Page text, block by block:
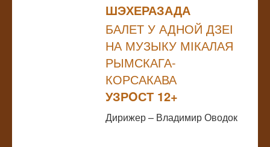
ШЭХЕРАЗАДА
БАЛЕТ У АДНОЙ ДЗЕІ
НА МУЗЫКУ МІКАЛАЯ
РЫМСКАГА-
КОРСАКАВА
УЗРOСТ 12+
Дирижер – Владимир Оводок